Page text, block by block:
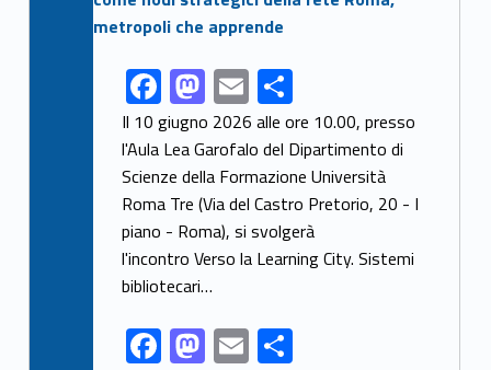
Link identifier share facebook archive #share-link-archive-57962F
ac
e
b
o
o
k
M
as
to
d
o
n
E
m
ai
l
S
h
ar
e
Il 10 giugno 2026 alle ore 10.00, presso
l'Aula Lea Garofalo del Dipartimento di
Scienze della Formazione Università
Roma Tre (Via del Castro Pretorio, 20 - I
piano - Roma), si svolgerà
l'incontro Verso la Learning City. Sistemi
bibliotecari…
F M E S